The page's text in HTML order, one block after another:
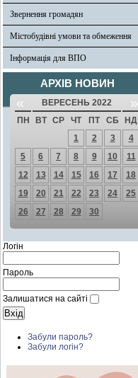
Звернення громадян
Містобудівні умови та обмеження
Інформація для ВПО
АРХІВ НОВИН
« ВЕРЕСЕНЬ 2022 »
ПН ВТ СР ЧТ ПТ СБ
НД
1
2 3
4
5
6 7 8 9 10
11
12
13 14 15 16 17
18
19
20 21 22 23 24
25
26
27 28 29 30
Логін
Пароль
Залишатися на сайті
Забули пароль?
Забули логін?